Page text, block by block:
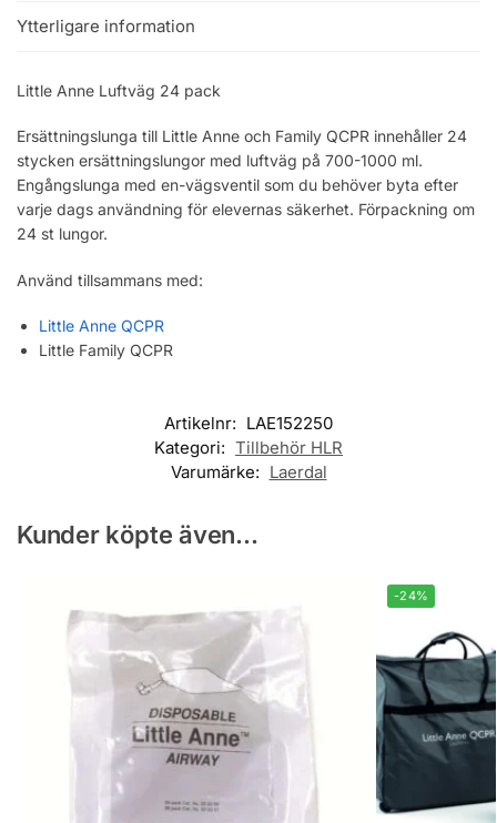
Ytterligare information
Little Anne Luftväg 24 pack
Ersättningslunga till Little Anne och Family QCPR innehåller 24
stycken ersättningslungor med luftväg på 700-1000 ml.
Engångslunga med en-vägsventil som du behöver byta efter
varje dags användning för elevernas säkerhet. Förpackning om
24 st lungor.
Använd tillsammans med:
Little Anne QCPR
Little Family QCPR
Artikelnr: LAE152250
Kategori: Tillbehör HLR
Varumärke: Laerdal
Kunder köpte även...
-24%